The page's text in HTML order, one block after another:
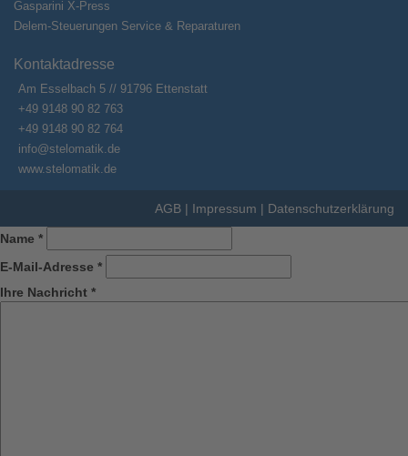
Gasparini X-Press
Delem-Steuerungen Service & Reparaturen
Kontaktadresse
Am Esselbach 5 // 91796 Ettenstatt
+49 9148 90 82 763
+49 9148 90 82 764
info@stelomatik.de
www.stelomatik.de
AGB | Impressum | Datenschutzerklärung
Name *
E-Mail-Adresse *
Ihre Nachricht *